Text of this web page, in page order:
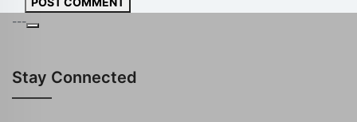
---
Stay Connected